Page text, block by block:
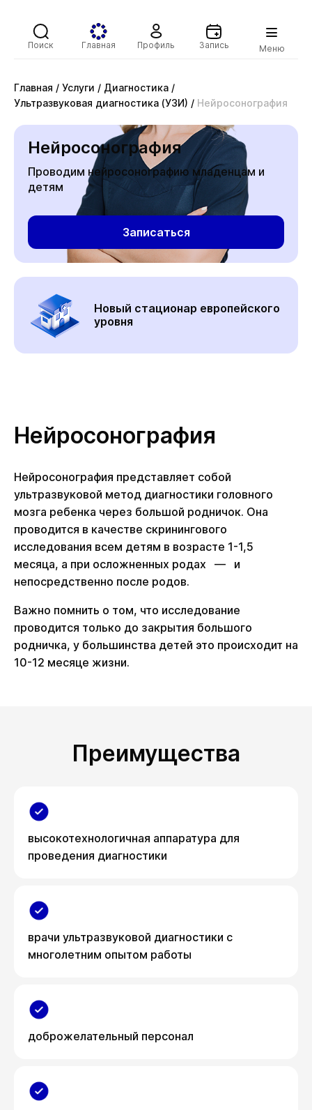
Поиск Главная Профиль Запись Меню
Главная / Услуги / Диагностика /
Ультразвуковая диагностика (УЗИ) / Нейросонография
Нейросонография
Проводим нейросонографию младенцам и
детям
Записаться
Новый стационар европейского
уровня
Нейросонография
Нейросонография представляет собой
ультразвуковой метод диагностики головного
мозга ребенка через большой родничок. Она
проводится в качестве скринингового
исследования всем детям в возрасте 1-1,5
месяца, а при осложненных родах — и
непосредственно после родов.
Важно помнить о том, что исследование
проводится только до закрытия большого
родничка, у большинства детей это происходит на
10-12 месяце жизни.
Преимущества
высокотехнологичная аппаратура для
проведения диагностики
врачи ультразвуковой диагностики с
многолетним опытом работы
доброжелательный персонал